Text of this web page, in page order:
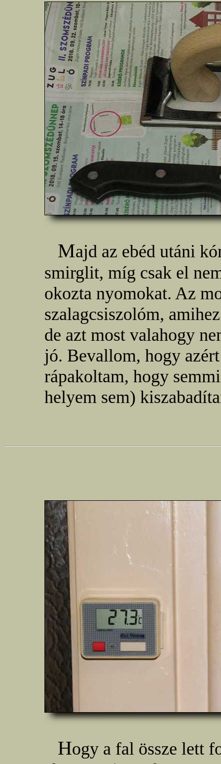
Majd az ebéd utáni
smirglit, míg csak el
okozta nyomokat. Az
szalagcsiszolóm,
de azt most valahogy
jó. Bevallom, hogy
rápakoltam, hogy
helyem sem)
Hogy a fal össze lett